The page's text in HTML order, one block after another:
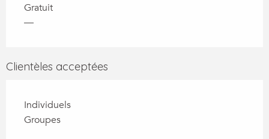
Gratuit
—
Clientèles acceptées
Individuels
Groupes